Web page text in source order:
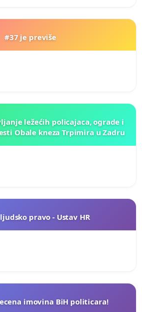
#37 je previše
ležećih policajaca, ograde i
Obale kneza Trpimira u Zadru
pravo - Ustav HR
imovina BiH politicara!